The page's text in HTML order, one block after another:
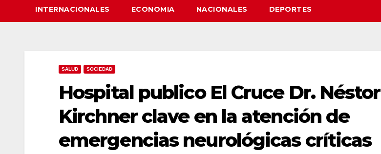
INTERNACIONALES ECONOMIA NACIONALES DEPORTES
SALUD SOCIEDAD
Hospital publico El Cruce Dr. Néstor
Kirchner clave en la atención de
emergencias neurológicas críticas